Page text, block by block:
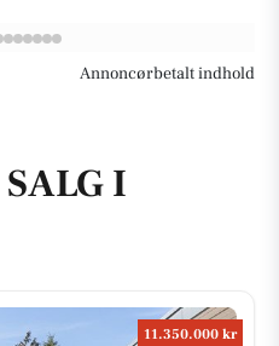
Annoncørbetalt indhold
I
11.350.000 kr